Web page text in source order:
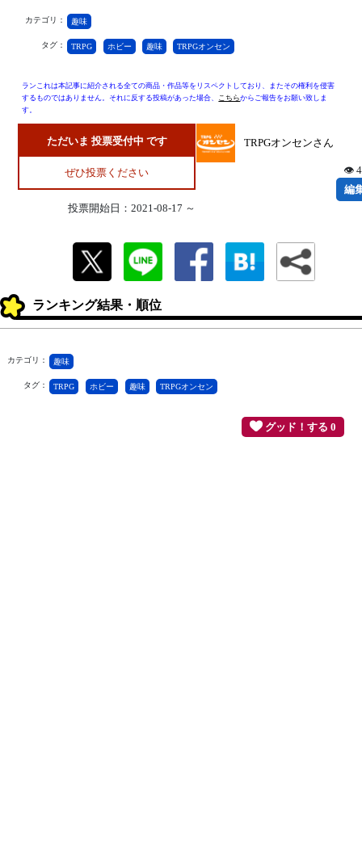
カテゴリ： 趣味
タグ： TRPG ホビー 趣味 TRPGオンセン
ランこれは本記事に紹介される全ての商品・作品等をリスペクトしており、またその権利を侵害
するものではありません。それに反する投稿があった場合、 こちらからご報告をお願い致しま
す。
ただいま 投票受付中 です
ぜひ投票ください
投票開始日：2021-08-17 ～
TRPGオンセンさん
👁
編
ランキング結果・順位
カテゴリ： 趣味
タグ： TRPG ホビー 趣味 TRPGオンセン
グッド！する 0